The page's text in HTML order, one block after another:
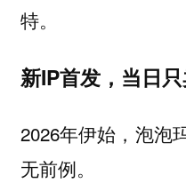
特。
新IP首发，当日
2026年伊始，泡泡
无前例。